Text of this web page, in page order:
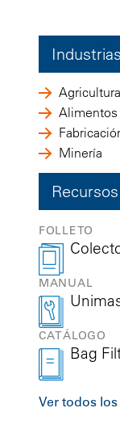
Industrias
Agricultura
Alimentos
Minería
Recursos
FOLLETO
MANUAL
CATÁLOGO
Bag
Ver todos